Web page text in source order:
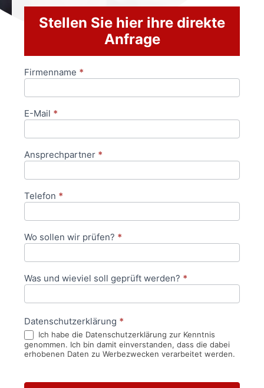
Stellen Sie hier ihre direkte
Anfrage
Anfrageformular
Firmenname *
E-Mail *
Ansprechpartner *
Telefon *
Wo sollen wir prüfen? *
Was und wieviel soll geprüft werden? *
Datenschutzerklärung *
Ich habe die Datenschutzerklärung zur Kenntnis
genommen. Ich bin damit einverstanden, dass die dabei
erhobenen Daten zu Werbezwecken verarbeitet werden.